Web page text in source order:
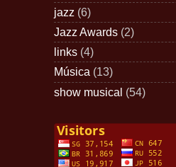
jazz (6)
Jazz Awards (2)
links (4)
Música (13)
show musical (54)